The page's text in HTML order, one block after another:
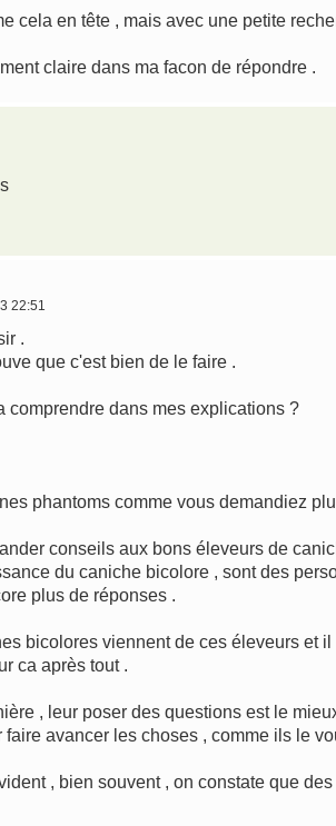
cela en tête , mais avec une petite
claire dans ma facon de répondre .
22:51
.
que c'est bien de le faire .
comprendre dans mes explications ?
phantoms comme vous demandiez
conseils aux bons éleveurs de
du caniche bicolore , sont des
plus de réponses .
bicolores viennent de ces éleveurs et
ca après tout .
, leur poser des questions est le
avancer les choses , comme ils le
, bien souvent , on constate que